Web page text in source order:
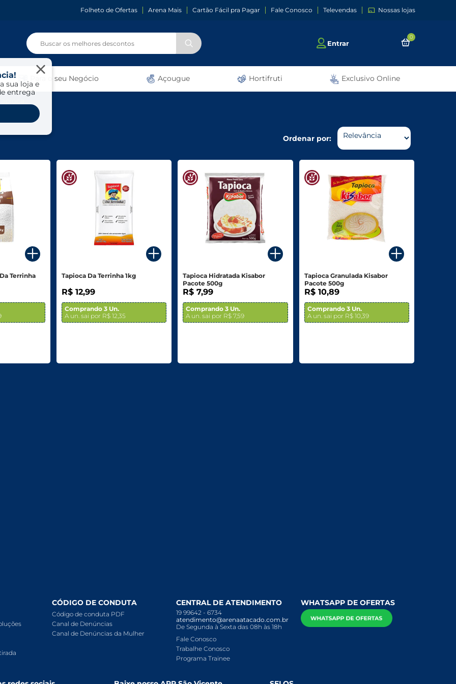
Folheto de Ofertas Arena Mais Cartão Fácil pra Pagar Fale Conosco Televendas Nossas lojas
sua loja e
entrega
Entrar
0
Para o seu Negócio Açougue Hortifruti Exclusivo Online
Ordenar por:
Terrinha
Tapioca Da Terrinha 1kg
R$ 12,99
Comprando 3 Un.
A un. sai por R$ 12,35
Tapioca Hidratada Kisabor
Pacote 500g
R$ 7,99
Comprando 3 Un.
A un. sai por R$ 7,59
Tapioca Granulada Kisabor
Pacote 500g
R$ 10,89
Comprando 3 Un.
A un. sai por R$ 10,39
CÓDIGO DE CONDUTA
Código de conduta PDF
Canal de Denúncias
Canal de Denúncias da Mulher
CENTRAL DE ATENDIMENTO
19 99642 - 6734
atendimento@arenaatacado.com.br
De Segunda à Sexta das 08h às 18h
Fale Conosco
Trabalhe Conosco
Programa Trainee
WHATSAPP DE OFERTAS